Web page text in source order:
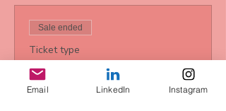
Sale ended
Ticket type
5er Karte
More info
Email LinkedIn Instagram